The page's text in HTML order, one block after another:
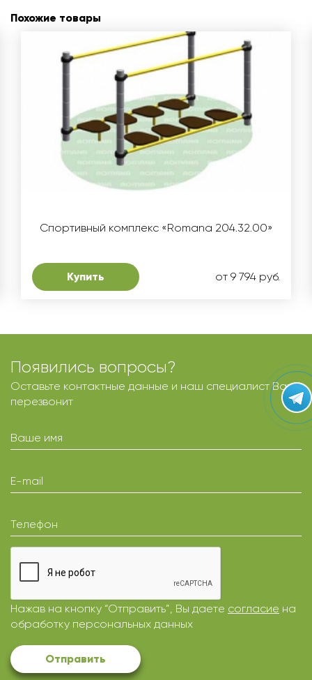
Похожие товары
Спортивный комплекс «Romana 204.32.00»
Купить от 9 794 руб.
Появились вопросы?
Оставьте контактные данные и наш специалист Вам
перезвонит
Ваше имя
E-mail
Телефон
Нажав на кнопку “Отправить”, Вы даете согласие на
обработку персональных данных
Отправить